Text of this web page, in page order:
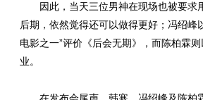
因此，当天三位男神在现场也被要求用
后期，依然觉得还可以做得更好；冯绍
电影之一”评价《后会无期》，而陈柏霖
业。